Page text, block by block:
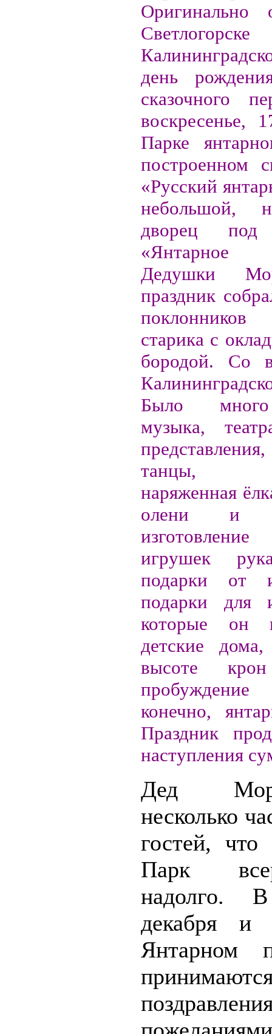
Оригинально
день
сказочного
воскресенье,
Парке
построенном
«Русский
небольшой,
дворец под
«Янтарное
Дедушки
праздник
старика с
бородой. Со
Было
музыка,
танцы,
наряженная
олени и
изготовление
игрушек
подарки от
подарки для
которые он
детские
высоте крон
пробуждение
конечно,
Праздник
наступления
Дед
несколько
гостей,
Парк
надолго.
декабря и
Янтарном